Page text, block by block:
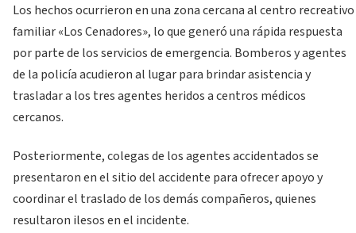
Los hechos ocurrieron en una zona cercana al centro recreativo
familiar «Los Cenadores», lo que generó una rápida respuesta
por parte de los servicios de emergencia. Bomberos y agentes
de la policía acudieron al lugar para brindar asistencia y
trasladar a los tres agentes heridos a centros médicos
cercanos.
Posteriormente, colegas de los agentes accidentados se
presentaron en el sitio del accidente para ofrecer apoyo y
coordinar el traslado de los demás compañeros, quienes
resultaron ilesos en el incidente.